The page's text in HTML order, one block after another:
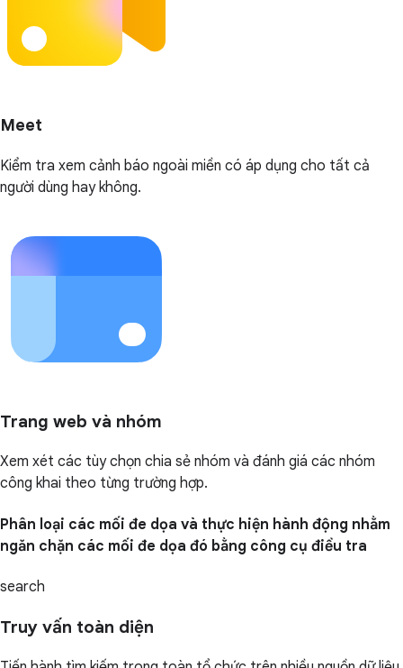
Meet
Kiểm tra xem cảnh báo ngoài miền có áp dụng cho tất cả
người dùng hay không.
Trang web và nhóm
Xem xét các tùy chọn chia sẻ nhóm và đánh giá các nhóm
công khai theo từng trường hợp.
Phân loại các mối đe dọa và thực hiện hành động nhằm
ngăn chặn các mối đe dọa đó bằng công cụ điều tra
search
Truy vấn toàn diện